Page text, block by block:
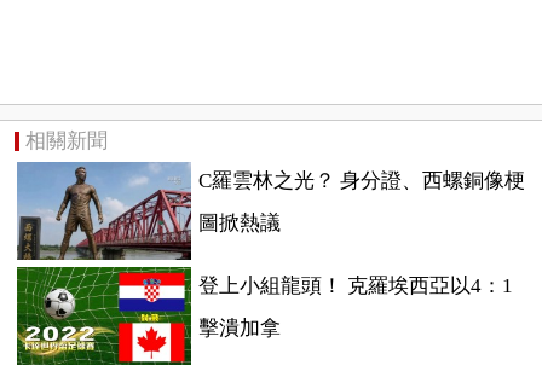
相關新聞
C羅雲林之光？ 身分證、西螺銅像梗
圖掀熱議
登上小組龍頭！ 克羅埃西亞以4：1
擊潰加拿